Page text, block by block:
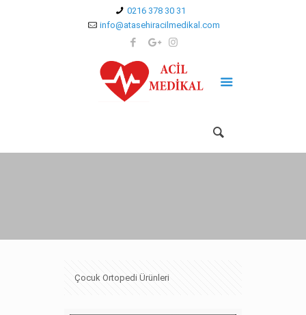
0216 378 30 31
info@atasehiracilmedikal.com
Çocuk Ortopedi Ürünleri